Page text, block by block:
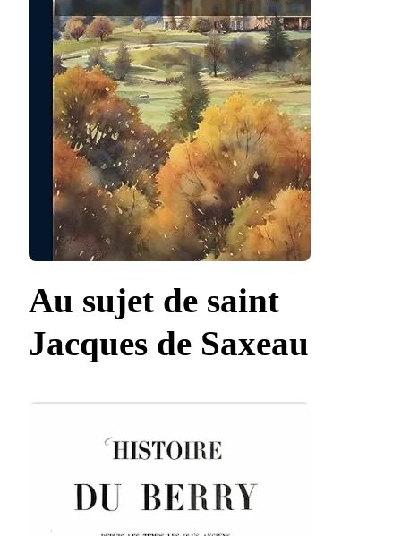
Au sujet de saint
Jacques de Saxeau